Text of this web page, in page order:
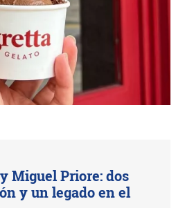
Miguel Priore: dos
y un legado en el